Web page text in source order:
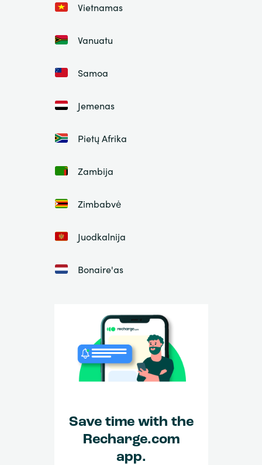
Vietnamas
Vanuatu
Samoa
Jemenas
Pietų Afrika
Zambija
Zimbabvė
Juodkalnija
Bonaire'as
Save time with the
Recharge.com
app.